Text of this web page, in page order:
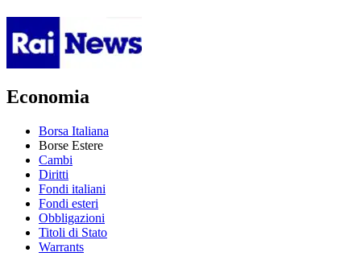
Economia
Borsa Italiana
Borse Estere
Cambi
Diritti
Fondi italiani
Fondi esteri
Obbligazioni
Titoli di Stato
Warrants